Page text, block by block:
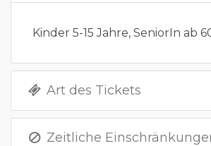
Kinder 5-15 Jahre, SeniorIn ab
Art des Tickets
Zeitliche